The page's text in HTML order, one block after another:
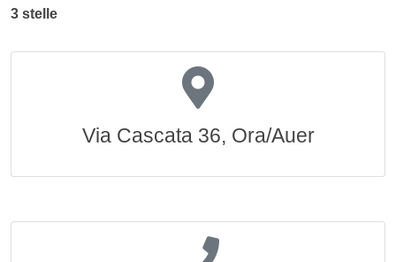
3 stelle
Via Cascata 36, Ora/Auer